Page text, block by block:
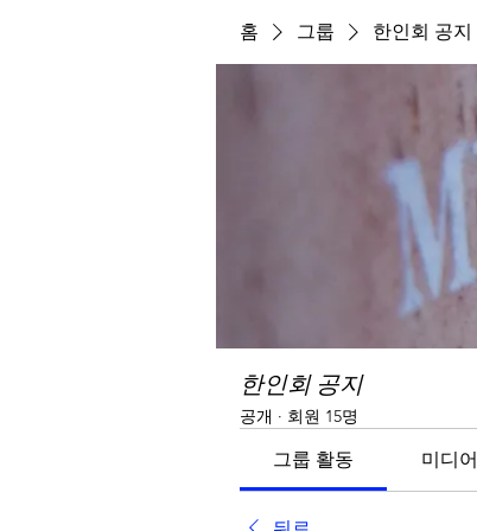
홈 그룹 한인회 공지
한인회 공지
공개 · 회원 15명
그룹 활동 미디어